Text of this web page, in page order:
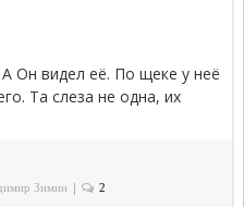
Он видел её. По щеке у неё
Та слеза не одна, их
Зимин | 2